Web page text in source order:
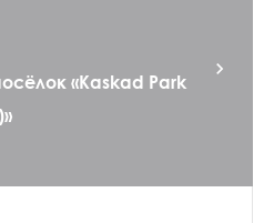
«Kaskad Park